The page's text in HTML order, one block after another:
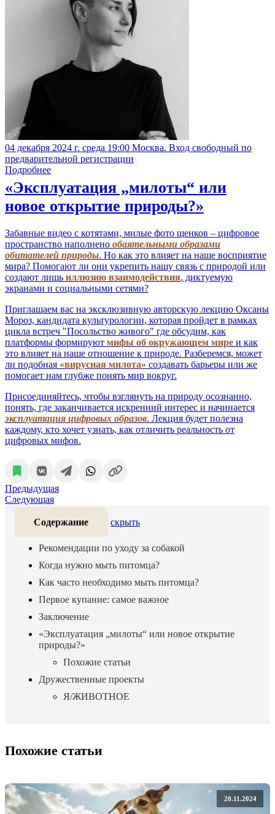
04 декабря 2024 г. среда 19:00 Москва. Вход свободный по
предварительной регистрации
Подробнее
«Эксплуатация „милоты“ или
новое открытие природы?»
Забавные видео с котятами, милые фото щенков – цифровое
пространство наполнено обаятельными образами
обитателей природы. Но как это влияет на наше восприятие
мира? Помогают ли они укрепить нашу связь с природой или
создают лишь иллюзию взаимодействия, диктуемую
экранами и социальными сетями?
Приглашаем вас на эксклюзивную авторскую лекцию Оксаны
Мороз, кандидата культурологии, которая пройдет в рамках
цикла встреч "Посольство живого" где обсудим, как
платформы формируют мифы об окружающем мире и как
это влияет на наше отношение к природе. Разберемся, может
ли подобная «вирусная милота» создавать барьеры или же
помогает нам глубже понять мир вокруг.
Присоединяйтесь, чтобы взглянуть на природу осознанно,
понять, где заканчивается искренний интерес и начинается
эксплуатация цифровых образов. Лекция будет полезна
каждому, кто хочет узнать, как отличить реальность от
цифровых мифов.
Предыдущая
Следующая
Содержание скрыть
Рекомендации по уходу за собакой
Когда нужно мыть питомца?
Как часто необходимо мыть питомца?
Первое купание: самое важное
Заключение
«Эксплуатация „милоты“ или новое открытие
природы?»
Похожие статьи
Дружественные проекты
Я/ЖИВОТНОЕ
Похожие статьи
20.11.2024